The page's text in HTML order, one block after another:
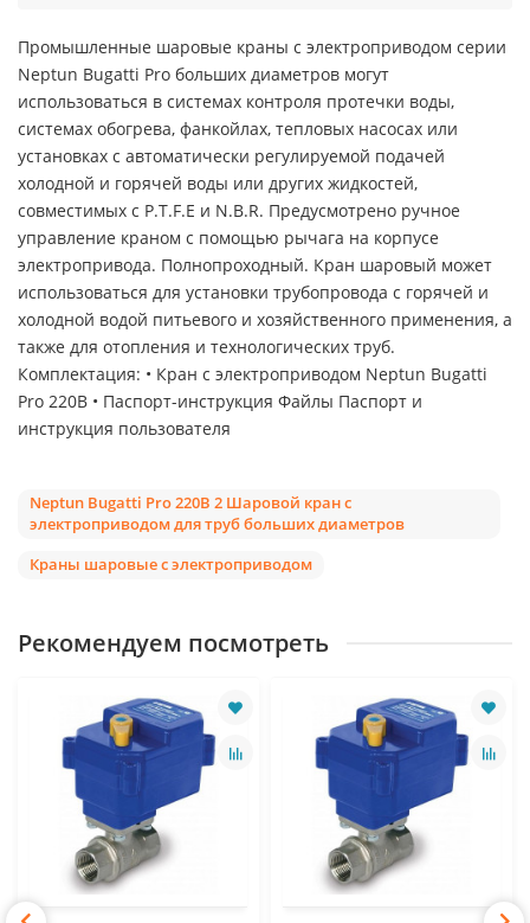
Промышленные шаровые краны с электроприводом серии
Neptun Bugatti Pro больших диаметров могут
использоваться в системах контроля протечки воды,
системах обогрева, фанкойлах, тепловых насосах или
установках с автоматически регулируемой подачей
холодной и горячей воды или других жидкостей,
совместимых с P.T.F.E и N.B.R. Предусмотрено ручное
управление краном с помощью рычага на корпусе
электропривода. Полнопроходный. Кран шаровый может
использоваться для установки трубопровода с горячей и
холодной водой питьевого и хозяйственного применения, а
также для отопления и технологических труб.
Комплектация: • Кран с электроприводом Neptun Bugatti
Pro 220В • Паспорт-инструкция Файлы Паспорт и
инструкция пользователя
Neptun Bugatti Pro 220В 2 Шаровой кран с
электроприводом для труб больших диаметров
Краны шаровые с электроприводом
Рекомендуем посмотреть